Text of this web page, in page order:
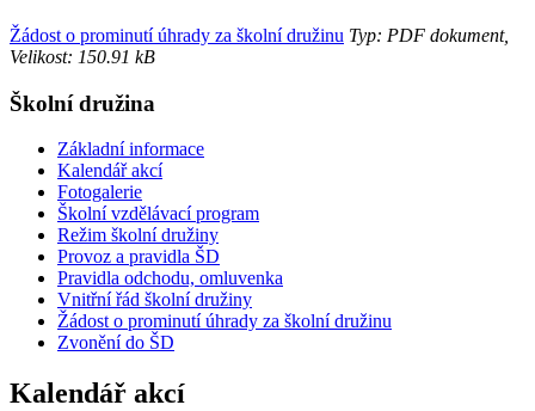
Žádost o prominutí úhrady za školní družinu Typ: PDF dokument,
Velikost: 150.91 kB
Školní družina
Základní informace
Kalendář akcí
Fotogalerie
Školní vzdělávací program
Režim školní družiny
Provoz a pravidla ŠD
Pravidla odchodu, omluvenka
Vnitřní řád školní družiny
Žádost o prominutí úhrady za školní družinu
Zvonění do ŠD
Kalendář akcí